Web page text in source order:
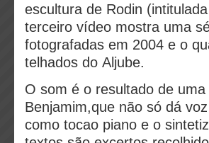
escultura de Rodin
terceiro vídeo mostra uma
fotografadas em 2004 e o
telhados do Aljube.
O som é o resultado de
Benjamim,que não só dá
como tocao piano e o